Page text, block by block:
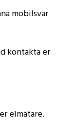
mobilsvar
kontakta er
elmätare.